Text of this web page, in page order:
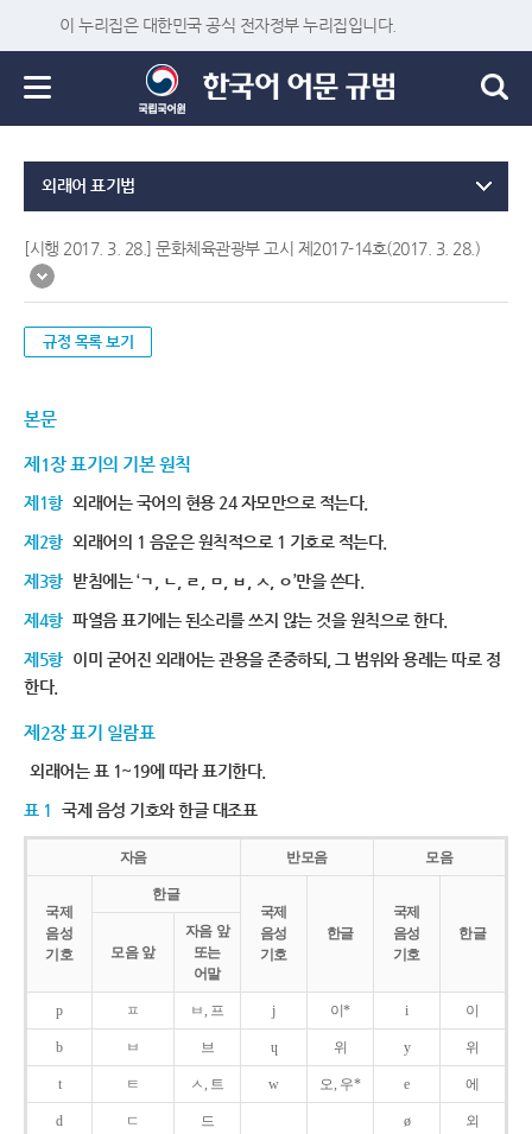
이 누리집은 대한민국 공식 전자정부 누리집입니다.
외래어 표기법
[시행 2017. 3. 28.] 문화체육관광부 고시 제2017-14호(2017. 3. 28.)
규정 목록 보기
본문
제1장 표기의 기본 원칙
제1항 외래어는 국어의 현용 24 자모만으로 적는다.
제2항 외래어의 1 음운은 원칙적으로 1 기호로 적는다.
제3항 받침에는 ‘ㄱ, ㄴ, ㄹ, ㅁ, ㅂ, ㅅ, ㅇ’만을 쓴다.
제4항 파열음 표기에는 된소리를 쓰지 않는 것을 원칙으로 한다.
제5항 이미 굳어진 외래어는 관용을 존중하되, 그 범위와 용례는 따로 정
한다.
제2장 표기 일람표
외래어는 표 1~19에 따라 표기한다.
표 1 국제 음성 기호와 한글 대조표
자음 반모음 모음
국제
음성
기호
한글
국제
음성
기호
한글
국제
음성
기호
한글
모음 앞
자음 앞
또는
어말
p ㅍ ㅂ, 프 j 이* i 이
b ㅂ 브 ɥ 위 y 위
t ㅌ ㅅ, 트 w 오, 우* e 에
d ㄷ 드 ø 외